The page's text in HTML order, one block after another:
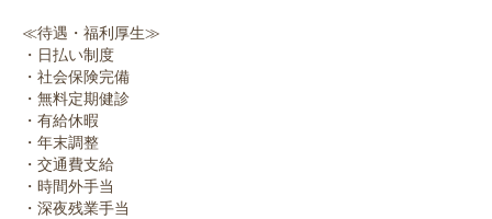
≪待遇・福利厚生≫
・日払い制度
・社会保険完備
・無料定期健診
・有給休暇
・年末調整
・交通費支給
・時間外手当
・深夜残業手当